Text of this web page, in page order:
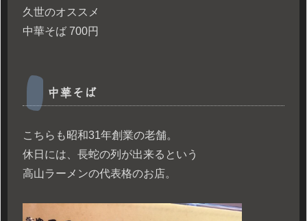
久世のオススメ
中華そば 700円
中華そば
こちらも昭和31年創業の老舗。
休日には、長蛇の列が出来るという
高山ラーメンの代表格のお店。